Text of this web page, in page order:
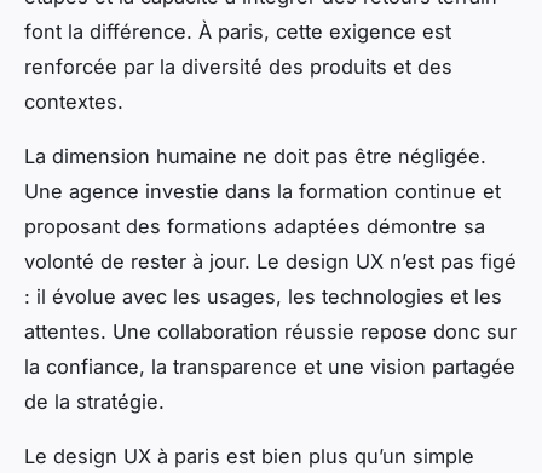
font la différence. À paris, cette exigence est
renforcée par la diversité des produits et des
contextes.
La dimension humaine ne doit pas être négligée.
Une agence investie dans la formation continue et
proposant des formations adaptées démontre sa
volonté de rester à jour. Le design UX n’est pas figé
: il évolue avec les usages, les technologies et les
attentes. Une collaboration réussie repose donc sur
la confiance, la transparence et une vision partagée
de la stratégie.
Le design UX à paris est bien plus qu’un simple